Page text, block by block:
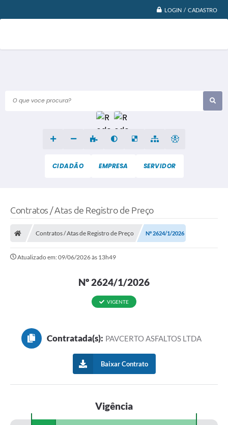
LOGIN / CADASTRO
O que voce procura?
CIDADÃO EMPRESA SERVIDOR
Contratos / Atas de Registro de Preço
Contratos / Atas de Registro de Preço Nº 2624/1/2026
Atualizado em: 09/06/2026 às 13h49
Nº 2624/1/2026
VIGENTE
Contratada(s): PAVCERTO ASFALTOS LTDA
Baixar Contrato
Vigência